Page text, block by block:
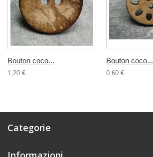
Bouton coco...
1,20 €
Bouton coco...
0,60 €
Categorie